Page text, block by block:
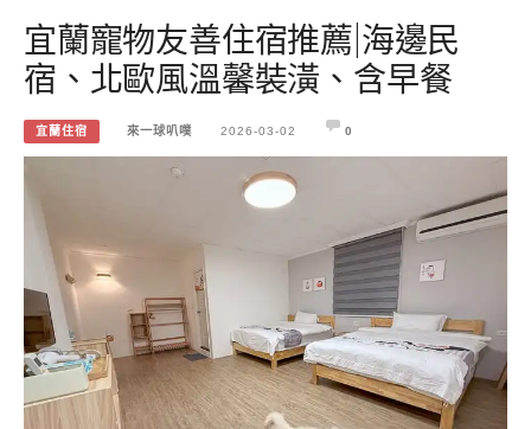
宜蘭寵物友善住宿推薦|海邊民
宿、北歐風溫馨裝潢、含早餐
宜蘭住宿 來一球叭噗 2026-03-02 0